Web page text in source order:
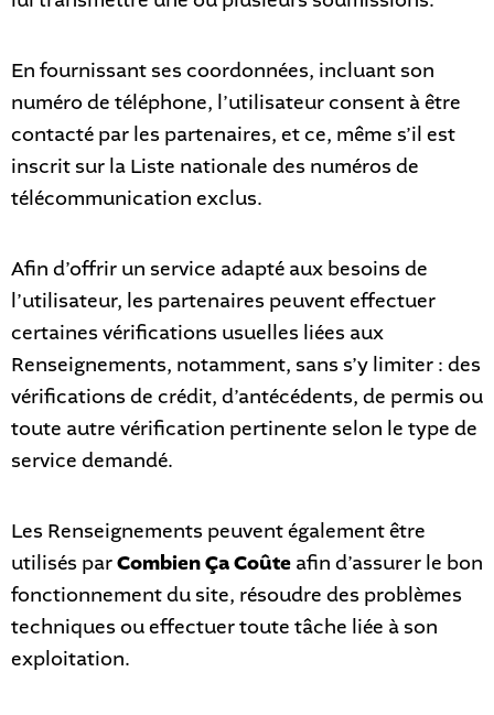
En fournissant ses coordonnées, incluant son
numéro de téléphone, l’utilisateur consent à être
contacté par les partenaires, et ce, même s’il est
inscrit sur la Liste nationale des numéros de
télécommunication exclus.
Afin d’offrir un service adapté aux besoins de
l’utilisateur, les partenaires peuvent effectuer
certaines vérifications usuelles liées aux
Renseignements, notamment, sans s’y limiter : des
vérifications de crédit, d’antécédents, de permis ou
toute autre vérification pertinente selon le type de
service demandé.
Les Renseignements peuvent également être
utilisés parCombien Ça Coûte afin d’assurer le bon
fonctionnement du site, résoudre des problèmes
techniques ou effectuer toute tâche liée à son
exploitation.